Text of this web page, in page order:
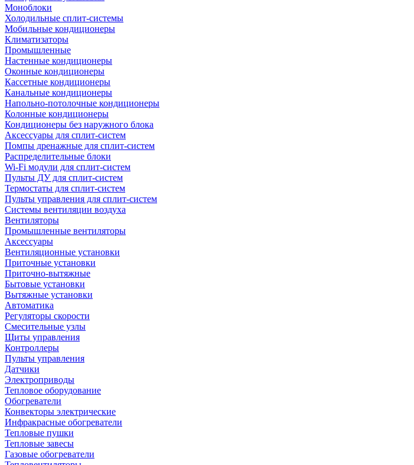
Моноблоки
Холодильные сплит-системы
Мобильные кондиционеры
Климатизаторы
Промышленные
Настенные кондиционеры
Оконные кондиционеры
Кассетные кондиционеры
Канальные кондиционеры
Напольно-потолочные кондиционеры
Колонные кондиционеры
Кондиционеры без наружного блока
Аксессуары для сплит-систем
Помпы дренажные для сплит-систем
Распределительные блоки
Wi-Fi модули для сплит-систем
Пульты ДУ для сплит-систем
Термостаты для сплит-систем
Пульты управления для сплит-систем
Системы вентиляции воздуха
Вентиляторы
Промышленные вентиляторы
Аксессуары
Вентиляционные установки
Приточные установки
Приточно-вытяжные
Бытовые установки
Вытяжные установки
Автоматика
Регуляторы скорости
Смесительные узлы
Щиты управления
Контроллеры
Пульты управления
Датчики
Электроприводы
Тепловое оборудование
Обогреватели
Конвекторы электрические
Инфракрасные обогреватели
Тепловые пушки
Тепловые завесы
Газовые обогреватели